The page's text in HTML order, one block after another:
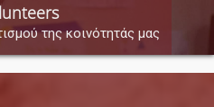
Δράσεις
της κοινότητάς μας